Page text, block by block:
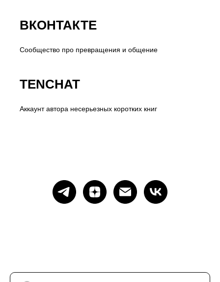
ВКОНТАКТЕ
Сообщество про превращения и общение
TENCHAT
Аккаунт автора несерьезных коротких книг